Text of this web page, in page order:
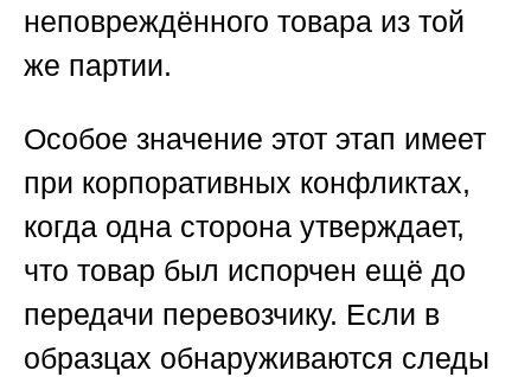
неповреждённого товара из той
же партии.
Особое значение этот этап имеет
при корпоративных конфликтах,
когда одна сторона утверждает,
что товар был испорчен ещё до
передачи перевозчику. Если в
образцах обнаруживаются следы